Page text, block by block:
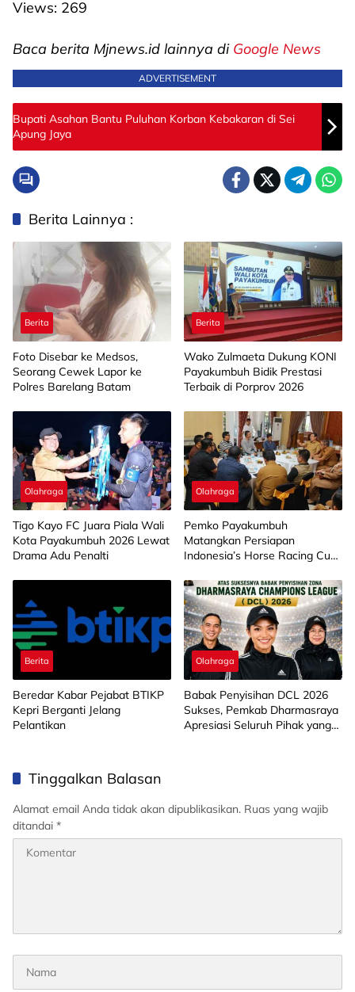
Views: 269
Baca berita Mjnews.id lainnya di Google News
ADVERTISEMENT
Bupati Asahan Bantu Puluhan Korban Kebakaran di Sei
Apung Jaya
Berita Lainnya :
Berita
Foto Disebar ke Medsos,
Seorang Cewek Lapor ke
Polres Barelang Batam
Berita
Wako Zulmaeta Dukung KONI
Payakumbuh Bidik Prestasi
Terbaik di Porprov 2026
Olahraga
Tigo Kayo FC Juara Piala Wali
Kota Payakumbuh 2026 Lewat
Drama Adu Penalti
Olahraga
Pemko Payakumbuh
Matangkan Persiapan
Indonesia’s Horse Racing Cup
Berita
Beredar Kabar Pejabat BTIKP
Kepri Berganti Jelang
Pelantikan
Olahraga
Babak Penyisihan DCL 2026
Sukses, Pemkab Dharmasraya
Apresiasi Seluruh Pihak yang
Tinggalkan Balasan
Alamat email Anda tidak akan dipublikasikan. Ruas yang wajib
ditandai *